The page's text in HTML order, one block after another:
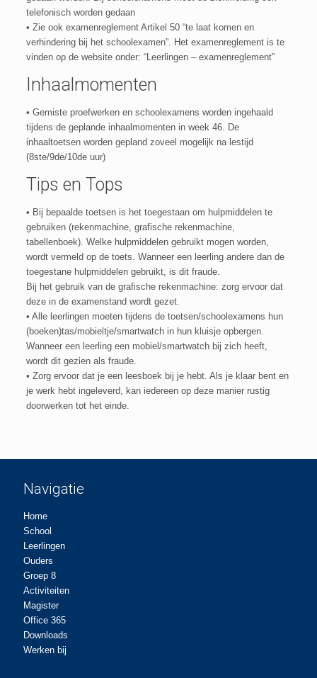
telefonisch worden gedaan
• Zie ook examenreglement Artikel 50 “te laat komen en
verhindering bij het schoolexamen”. Het examenreglement is te
vinden op de website onder: “Leerlingen – examenreglement”
Inhaalmomenten
• Gemiste proefwerken en schoolexamens worden ingehaald
tijdens de geplande inhaalmomenten in week 46. De
inhaaltoetsen worden gepland zoveel mogelijk na lestijd
(8ste/9de/10de uur)
Tips en Tops
• Bij bepaalde toetsen is het toegestaan om hulpmiddelen te
gebruiken (rekenmachine, grafische rekenmachine,
tabellenboek). Welke hulpmiddelen gebruikt mogen worden,
wordt vermeld op de toets. Wanneer een leerling andere dan de
toegestane hulpmiddelen gebruikt, is dit fraude.
Bij het gebruik van de grafische rekenmachine: zorg ervoor dat
deze in de examenstand wordt gezet.
• Alle leerlingen moeten tijdens de toetsen/schoolexamens hun
(boeken)tas/mobieltje/smartwatch in hun kluisje opbergen.
Wanneer een leerling een mobiel/smartwatch bij zich heeft,
wordt dit gezien als fraude.
• Zorg ervoor dat je een leesboek bij je hebt. Als je klaar bent en
je werk hebt ingeleverd, kan iedereen op deze manier rustig
doorwerken tot het einde.
Navigatie
Home
School
Leerlingen
Ouders
Groep 8
Activiteiten
Magister
Office 365
Downloads
Werken bij